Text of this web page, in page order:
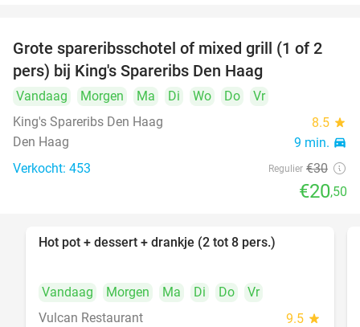
32%
Grote spareribsschotel of mixed grill (1 of 2
pers) bij King's Spareribs Den Haag
Vandaag Morgen Ma Di Wo Do
Vr
King's Spareribs Den Haag
8.5 star
Den Haag 9 min. directions_car
Verkocht: 453 Regulier €30
€20,50
Hot pot + dessert + drankje (2 tot 8 pers.)
Vandaag Morgen Ma Di Do
Vr
Vulcan Restaurant
9.5 star